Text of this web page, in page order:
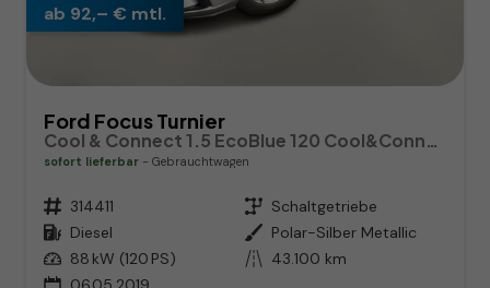
ab 92,– € mtl.
Ford Focus Turnier
sofort lieferbar Gebrauchtwagen
Fahrzeugnr. 314411 Getriebe Schaltgetriebe
Kraftstoff Diesel Außenfarbe Polar-Silber Metallic
Leistung 88 kW (120 PS) Kilometerstand 43.100 km